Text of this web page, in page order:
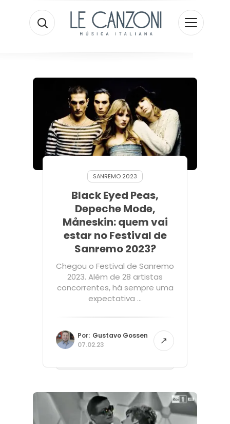
SANREMO 2023
Black Eyed Peas,
Depeche Mode,
Måneskin: quem vai
estar no Festival de
Sanremo 2023?
Chegou o Festival de Sanremo
2023. Além de 28 artistas
concorrentes, há sempre uma
expectativa ...
Por: Gustavo Gossen
07.02.23